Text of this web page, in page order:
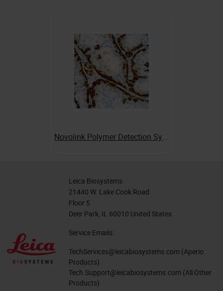
Novolink Polymer Detection Systems
Leica Biosystems
21440 W. Lake Cook Road
Floor 5
Deer Park, IL 60010 United States
Service Emails:
TechServices@leicabiosystems.com (Aperio
Products)
Tech.Support@leicabiosystems.com (All Other
Products)